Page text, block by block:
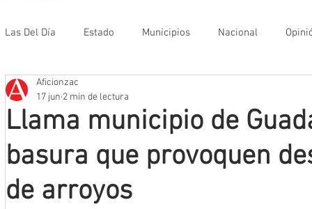
Las Del Día Estado Municipios Nacional
Que no se olvide
Llama municipio de
basura que provoquen
de arroyos
Aficionzac
17 jun 2 min de lectura